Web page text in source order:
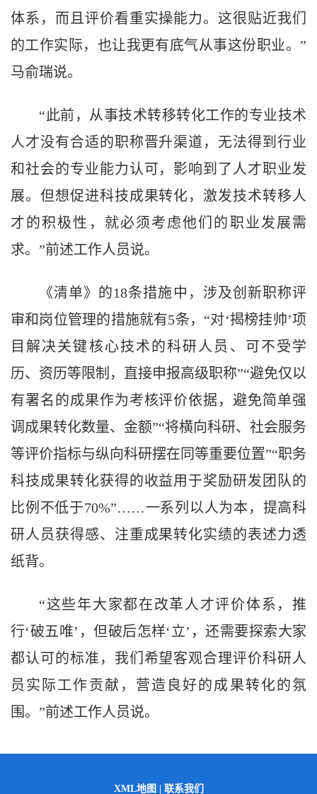
体系，而且评价看重实操能力。这很贴近我们
的工作实际，也让我更有底气从事这份职业。”
马俞瑞说。
“此前，从事技术转移转化工作的专业技术
人才没有合适的职称晋升渠道，无法得到行业
和社会的专业能力认可，影响到了人才职业发
展。但想促进科技成果转化，激发技术转移人
才的积极性，就必须考虑他们的职业发展需
求。”前述工作人员说。
《清单》的18条措施中，涉及创新职称评
审和岗位管理的措施就有5条，“对‘揭榜挂帅’项
目解决关键核心技术的科研人员、可不受学
历、资历等限制，直接申报高级职称”“避免仅以
有署名的成果作为考核评价依据，避免简单强
调成果转化数量、金额”“将横向科研、社会服务
等评价指标与纵向科研摆在同等重要位置”“职务
科技成果转化获得的收益用于奖励研发团队的
比例不低于70%”……一系列以人为本，提高科
研人员获得感、注重成果转化实绩的表述力透
纸背。
“这些年大家都在改革人才评价体系，推
行‘破五唯’，但破后怎样‘立’，还需要探索大家
都认可的标准，我们希望客观合理评价科研人
员实际工作贡献，营造良好的成果转化的氛
围。”前述工作人员说。
XML地图 联系我们